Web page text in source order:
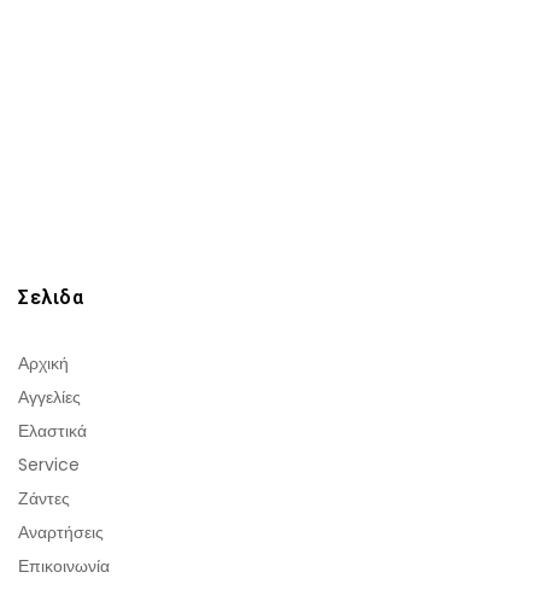
Σελιδα
Αρχική
Αγγελίες
Ελαστικά
Service
Ζάντες
Αναρτήσεις
Επικοινωνία